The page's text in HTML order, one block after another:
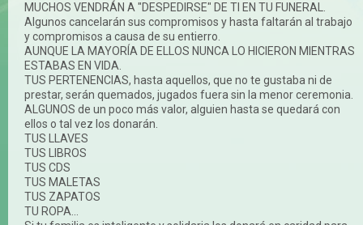
MUCHOS VENDRÁN A "DESPEDIRSE" DE TI EN TU FUNERAL.
Algunos cancelarán sus compromisos y hasta faltarán al trabajo
y compromisos a causa de su entierro.
AUNQUE LA MAYORÍA DE ELLOS NUNCA LO HICIERON MIENTRAS
ESTABAS EN VIDA.
TUS PERTENENCIAS, hasta aquellos, que no te gustaba ni de
prestar, serán quemados, jugados fuera sin la menor ceremonia.
ALGUNOS de un poco más valor, alguien hasta se quedará con
ellos o tal vez los donarán.
TUS LLAVES
TUS LIBROS
TUS CDS
TUS MALETAS
TUS ZAPATOS
TU ROPA...